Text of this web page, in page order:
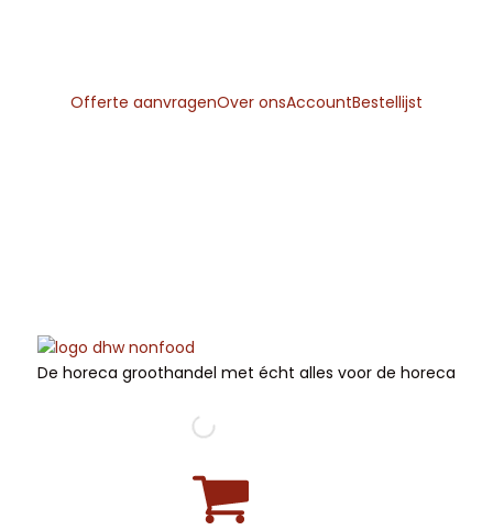
Offerte aanvragenOver onsAccountBestellijst
De horeca groothandel met écht alles voor de horeca